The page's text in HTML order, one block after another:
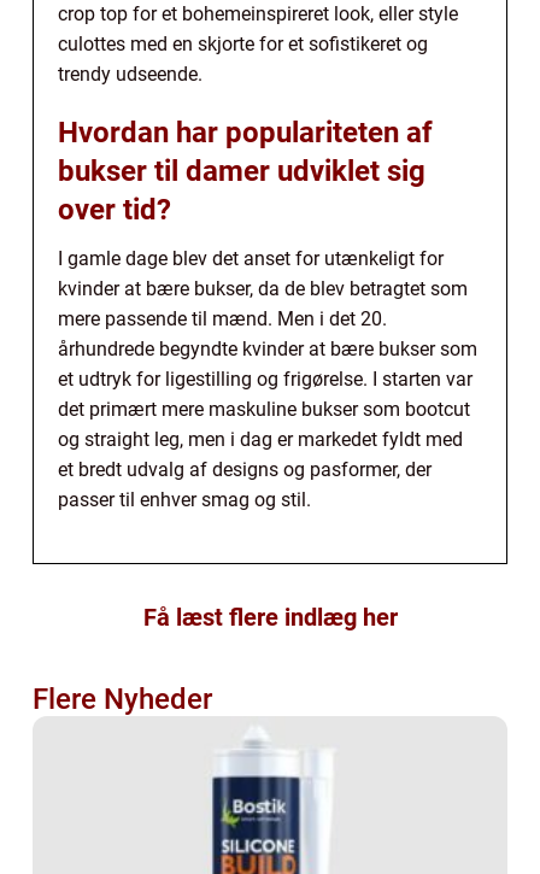
crop top for et bohemeinspireret look, eller style
culottes med en skjorte for et sofistikeret og
trendy udseende.
Hvordan har populariteten af
bukser til damer udviklet sig
over tid?
I gamle dage blev det anset for utænkeligt for
kvinder at bære bukser, da de blev betragtet som
mere passende til mænd. Men i det 20.
århundrede begyndte kvinder at bære bukser som
et udtryk for ligestilling og frigørelse. I starten var
det primært mere maskuline bukser som bootcut
og straight leg, men i dag er markedet fyldt med
et bredt udvalg af designs og pasformer, der
passer til enhver smag og stil.
Få læst flere indlæg her
Flere Nyheder